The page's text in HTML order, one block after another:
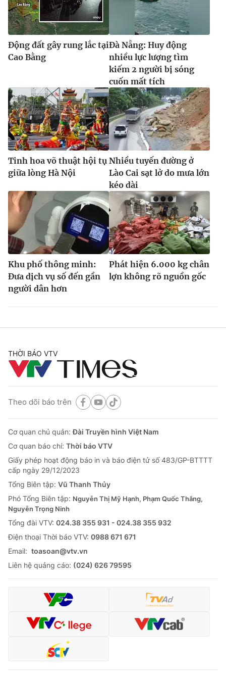
Ðiện thoại Thời báo VTV:024.66 897 897
Email:toasoan@vtv.vn
Liên hệ quảng cáo:024-7300.7108
® Cấm sao chép dưới mọi hình thức nếu không có sự chấp
thuận bằng văn bản. Ghi rõ nguồn VTV.vn khi phát hành lại
thông tin từ website này.
Động đất gây rung lắc tại
Cao Bằng
Đà Nẵng: Huy động
nhiều lực lượng tìm
kiếm 2 người bị sóng
cuốn mất tích
Tinh hoa võ thuật hội tụ
giữa lòng Hà Nội
Nhiều tuyến đường ở
Lào Cai sạt lở do mưa lớn
kéo dài
Khu phố thông minh:
Đưa dịch vụ số đến gần
người dân hơn
Phát hiện 6.000 kg chân
lợn không rõ nguồn gốc
THỜI BÁO VTV
Theo dõi báo trên
Cơ quan chủ quản:Đài Truyền hình Việt Nam
Cơ quan báo chí: Thời báo VTV
Giấy phép hoạt động báo in và báo điện tử số 483/GP-BTTTT
cấp ngày 29/12/2023
Tổng Biên tập: Vũ Thanh Thủy
Phó Tổng Biên tập: Nguyễn Thị Mỹ Hạnh, Phạm Quốc Thắng,
Nguyễn Trọng Ninh
Tổng đài VTV: 024.38 355 931 - 024.38 355 932
Ðiện thoại Thời báo VTV: 0988 671 671
Email: toasoan@vtv.vn
Liên hệ quảng cáo: (024) 626 79595